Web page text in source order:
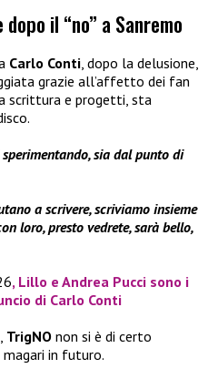
il “no” a Sanremo
Carlo Conti , dopo la delusione,
grazie all’affetto dei fan
scrittura e progetti, sta
sia dal punto di
a scrivere, scriviamo insieme
loro, presto vedrete, sarà bello,
, Lillo e Andrea Pucci sono i
di Carlo Conti
TrigNO non si è di certo
in futuro.